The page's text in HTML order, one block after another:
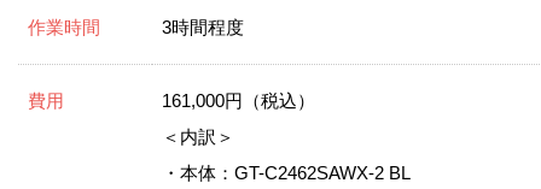
作業時間 3時間程度
費用
161,000円（税込）
＜内訳＞
・本体：GT-C2462SAWX-2 BL